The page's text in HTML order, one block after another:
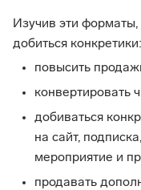
Изучив эти
добиться конкретики:
повысить
конвертировать
добиваться
на сайт,
мероприятие и
продавать